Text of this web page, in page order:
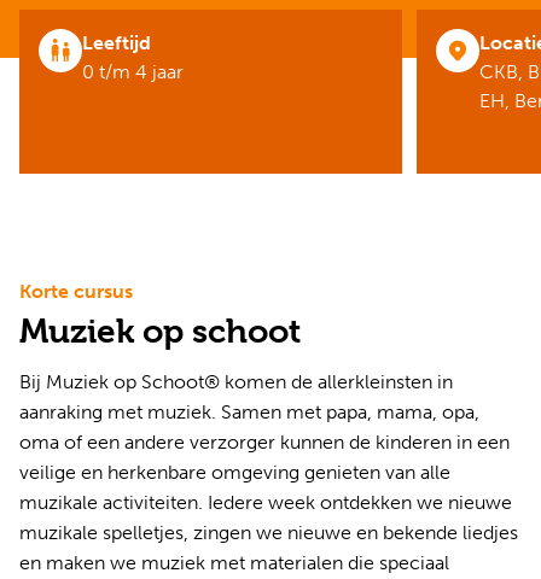
Leeftijd
0 t/m 4 jaar
CKB,
EH,
Korte cursus
Muziek op schoot
Bij Muziek op Schoot® komen de allerkleinsten in
aanraking met muziek. Samen met papa, mama, opa,
oma of een andere verzorger kunnen de kinderen in een
veilige en herkenbare omgeving genieten van alle
muzikale activiteiten. Iedere week ontdekken we nieuwe
muzikale spelletjes, zingen we nieuwe en bekende liedjes
en maken we muziek met materialen die speciaal